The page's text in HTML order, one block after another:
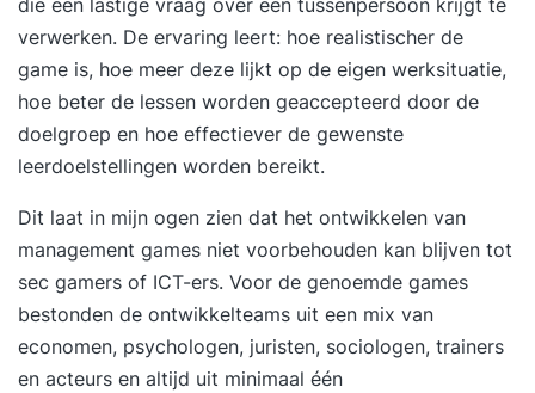
die een lastige vraag over een tussenpersoon krijgt te
verwerken. De ervaring leert: hoe realistischer de
game is, hoe meer deze lijkt op de eigen werksituatie,
hoe beter de lessen worden geaccepteerd door de
doelgroep en hoe effectiever de gewenste
leerdoelstellingen worden bereikt.
Dit laat in mijn ogen zien dat het ontwikkelen van
management games niet voorbehouden kan blijven tot
sec gamers of ICT-ers. Voor de genoemde games
bestonden de ontwikkelteams uit een mix van
economen, psychologen, juristen, sociologen, trainers
en acteurs en altijd uit minimaal één